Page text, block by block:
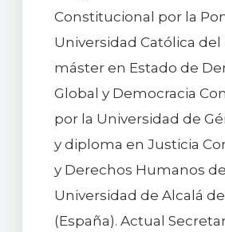
Constitucional por la
Universidad Católica del
máster en Estado de
Global y Democracia
por la Universidad de
y diploma en Justicia
y Derechos Humanos
Universidad de Alcalá
(España). Actual